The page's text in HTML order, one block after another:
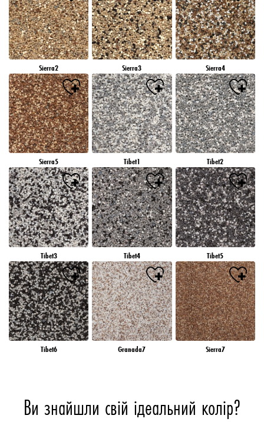
Sierra2 Sierra3 Sierra4
Sierra5 Tibet1 Tibet2
Tibet3 Tibet4 Tibet5
Tibet6 Granada7 Sierra7
Ви знайшли свій ідеальний колір?